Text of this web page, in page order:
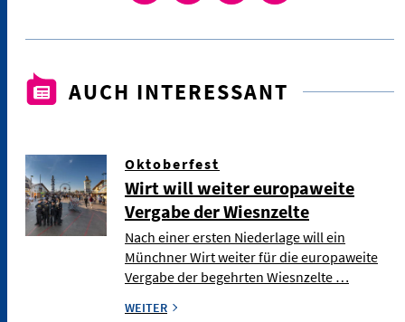
AUCH INTERESSANT
Oktoberfest
Wirt will weiter europaweite
Vergabe der Wiesnzelte
Nach einer ersten Niederlage will ein
Münchner Wirt weiter für die europaweite
Vergabe der begehrten Wiesnzelte …
WEITER